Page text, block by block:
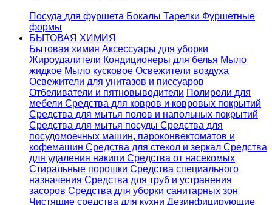
Посуда для фуршета Бокалы Тарелки Фуршетные
формы
БЫТОВАЯ ХИМИЯ
Бытовая химия Аксессуары для уборки
Жироудалители Кондиционеры для белья Мыло
жидкое Мыло кусковое Освежители воздуха
Освежители для унитазов и писсуаров
Отбеливатели и пятновыводители Полироли для
мебели Средства для ковров и ковровых покрытий
Средства для мытья полов и напольных покрытий
Средства для мытья посуды Средства для
посудомоечных машин, пароконвектоматов и
кофемашин Средства для стекол и зеркал Средства
для удаления накипи Средства от насекомых
Стиральные порошки Cредства специального
назначения Средства для труб и устранения
засоров Средства для уборки санитарных зон
Чистящие средства для кухни Дезинфицирующие